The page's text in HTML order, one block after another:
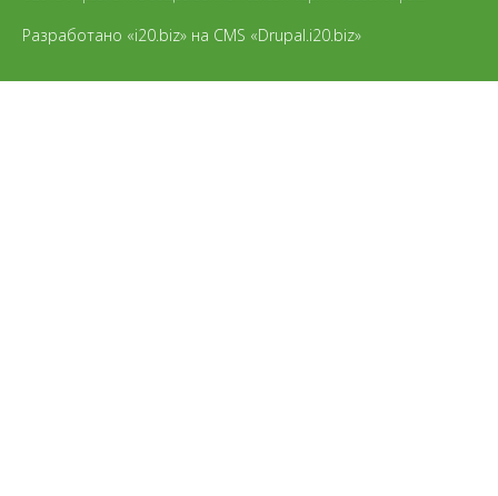
Разработано «i20.biz» на CMS «Drupal.i20.biz»